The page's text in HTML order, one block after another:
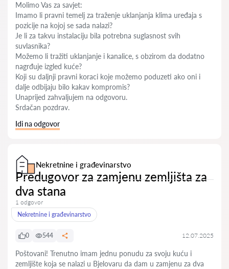
Molimo Vas za savjet:
Imamo li pravni temelj za traženje uklanjanja klima uređaja s
pozicije na kojoj se sada nalazi?
Je li za takvu instalaciju bila potrebna suglasnost svih
suvlasnika?
Možemo li tražiti uklanjanje i kanalice, s obzirom da dodatno
nagrđuje izgled kuće?
Koji su daljnji pravni koraci koje možemo poduzeti ako oni i
dalje odbijaju bilo kakav kompromis?
Unaprijed zahvaljujem na odgovoru.
Srdačan pozdrav.
Idi na odgovor
Nekretnine i građevinarstvo
Predugovor za zamjenu zemljišta za
dva stana
1 odgovor
Nekretnine i građevinarstvo
0 544 12.07.2025
Poštovani! Trenutno imam jednu ponudu za svoju kuću i
zemljište koja se nalazi u Bjelovaru da dam u zamjenu za dva